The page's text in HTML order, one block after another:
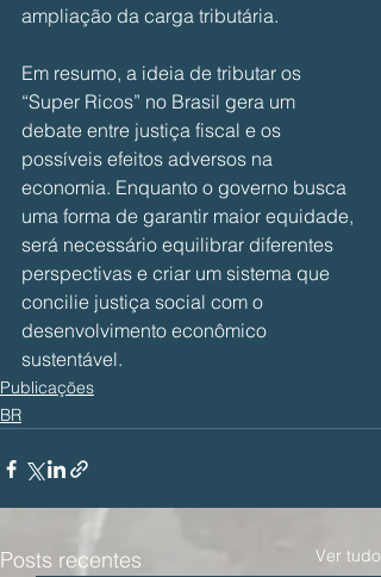
ampliação da carga tributária.
Em resumo, a ideia de tributar os
“Super Ricos” no Brasil gera um
debate entre justiça fiscal e os
possíveis efeitos adversos na
economia. Enquanto o governo busca
uma forma de garantir maior equidade,
será necessário equilibrar diferentes
perspectivas e criar um sistema que
concilie justiça social com o
desenvolvimento econômico
sustentável.
Publicações
BR
Posts recentes Ver tudo